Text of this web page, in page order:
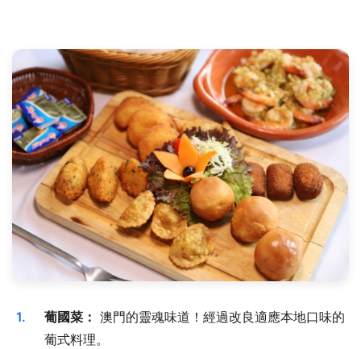
葡國菜： 澳門的靈魂味道！經過改良適應本地口味的
葡式料理。